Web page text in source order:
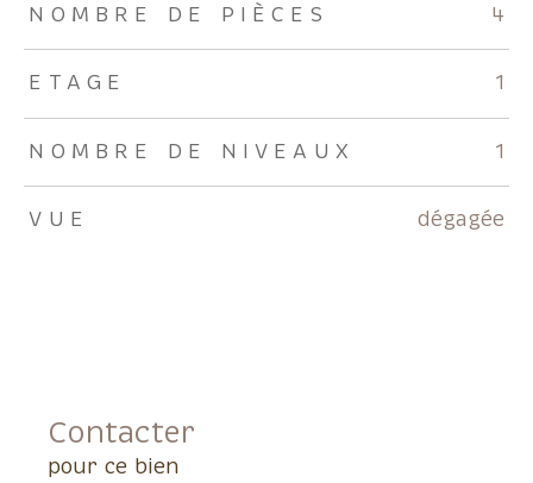
NOMBRE DE PIÈCES 4
ETAGE 1
NOMBRE DE NIVEAUX 1
VUE dégagée
Contacter
pour ce bien